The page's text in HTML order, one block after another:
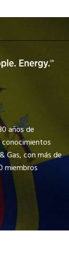
años de
Gas, con más de
miembros